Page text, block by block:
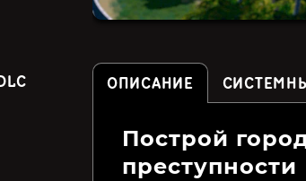
ОПИСАНИЕ
Построй
преступности